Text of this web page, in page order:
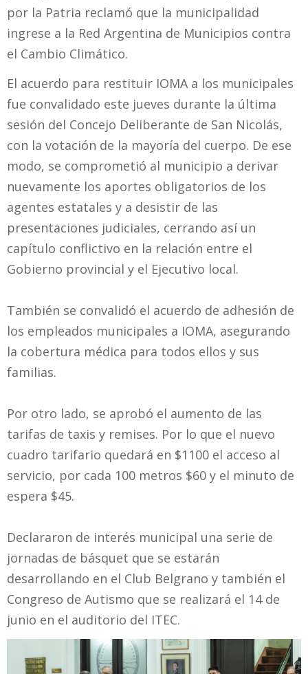
por la Patria reclamó que la municipalidad
ingrese a la Red Argentina de Municipios contra
el Cambio Climático.
El acuerdo para restituir IOMA a los municipales
fue convalidado este jueves durante la última
sesión del Concejo Deliberante de San Nicolás,
con la votación de la mayoría del cuerpo. De ese
modo, se comprometió al municipio a derivar
nuevamente los aportes obligatorios de los
agentes estatales y a desistir de las
presentaciones judiciales, cerrando así un
capítulo conflictivo en la relación entre el
Gobierno provincial y el Ejecutivo local.
También se convalidó el acuerdo de adhesión de
los empleados municipales a IOMA, asegurando
la cobertura médica para todos ellos y sus
familias.
Por otro lado, se aprobó el aumento de las
tarifas de taxis y remises. Por lo que el nuevo
cuadro tarifario quedará en $1100 el acceso al
servicio, por cada 100 metros $60 y el minuto de
espera $45.
Declararon de interés municipal una serie de
jornadas de básquet que se estarán
desarrollando en el Club Belgrano y también el
Congreso de Autismo que se realizará el 14 de
junio en el auditorio del ITEC.